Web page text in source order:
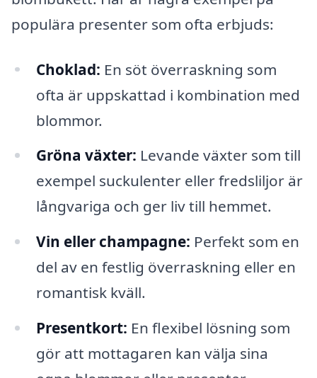
populära presenter som ofta erbjuds:
Choklad: En söt överraskning som
ofta är uppskattad i kombination med
blommor.
Gröna växter: Levande växter som till
exempel suckulenter eller fredsliljor är
långvariga och ger liv till hemmet.
Vin eller champagne: Perfekt som en
del av en festlig överraskning eller en
romantisk kväll.
Presentkort: En flexibel lösning som
gör att mottagaren kan välja sina